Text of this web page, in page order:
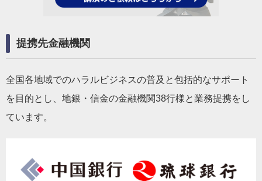
提携先金融機関
全国各地域でのハラルビジネスの普及と包括的なサポート
を目的とし、地銀・信金の金融機関38行様と業務提携をし
ています。